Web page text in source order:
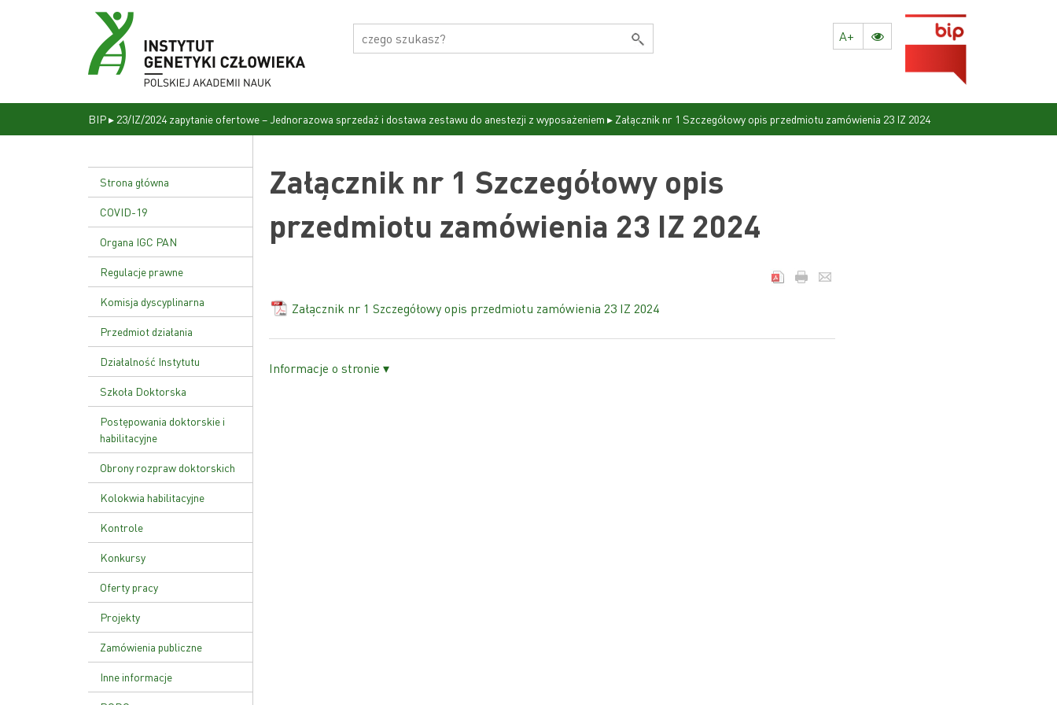
A+
BIP▸ 23/IZ/2024 zapytanie ofertowe – Jednorazowa sprzedaż i dostawa zestawu do anestezji z wyposażeniem ▸ Załącznik nr 1 Szczegółowy opis przedmiotu zamówienia 23 IZ 2024
Strona główna
COVID-19
Organa IGC PAN
Dyrekcja
Rada naukowa
Regulacje prawne
Statut Instytutu
Uchwała nr 17/02
Ustawa o PAN
Komisja dyscyplinarna
Przedmiot działania
Działalność Instytutu
Zakład Genetyki Molekularnej
i Translacyjnej
Zakład Funkcji Kwasów
Nukleinowych
Zakład Patologii Molekularnej
Zakład Zaawansowanych
Terapii Biomedycznych i
Niepłodności
Zakład Genetyki Nowotworów
Zakład Biologii Rozrodu i
Genomiki Gamet
Szkoła Doktorska
Plan zajęć
Rekrutacja
Postępowania doktorskie i
habilitacyjne
Obrony rozpraw doktorskich
Kolokwia habilitacyjne
Kontrole
Kontrola zarządcza
Kontrole zewnętrzne
sprawie kontroli zarządczej
Konkursy
Oferty pracy
Projekty
Zamówienia publiczne
Inne informacje
Załącznik nr 1 Szczegółowy opis
przedmiotu zamówienia 23 IZ 2024
Załącznik nr 1 Szczegółowy opis przedmiotu zamówienia 23 IZ 2024
Informacje o stronie ▾